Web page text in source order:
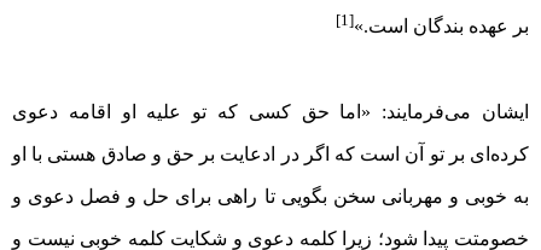
بر عهده بندگان است.»[1]
ایشان می‌فرمایند: «اما حق کسی که تو علیه او اقامه دعوی
کرده‌ای بر تو آن است که اگر در ادعایت بر حق و صادق هستی با او
به خوبی و مهربانی سخن بگویی تا راهی برای حل و فصل دعوی و
خصومتت پیدا شود؛ زیرا کلمه دعوی و شکایت کلمه خوبی نیست و